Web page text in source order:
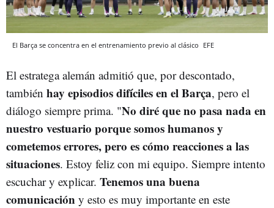
El Barça se concentra en el entrenamiento previo al clásico EFE
El estratega alemán admitió que, por descontado,
también hay episodios difíciles en el Barça, pero el
diálogo siempre prima. "No diré que no pasa nada en
nuestro vestuario porque somos humanos y
cometemos errores, pero es cómo reacciones a las
situaciones. Estoy feliz con mi equipo. Siempre intento
escuchar y explicar. Tenemos una buena
comunicación y esto es muy importante en este